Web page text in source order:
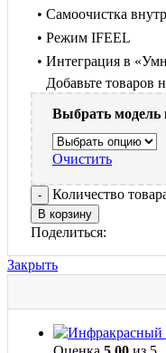
• Самоочистка
• Режим IFEEL
• Интеграция в
Добавьте товаров
Выбрать модель
Очистить
Количество
В корзину
Поделиться:
Закрыть